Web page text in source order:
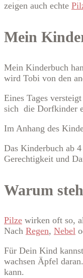
zeigen auch echte
Mein
Mein Kinderbuch
wird Tobi von den
Eines Tages
sich die Dorfkinder
Im Anhang des
Das Kinderbuch ab
Gerechtigkeit und
Warum
Pilze wirken oft so,
Nach Regen, Nebel
Für Dein Kind
wachsen Äpfel
kann.